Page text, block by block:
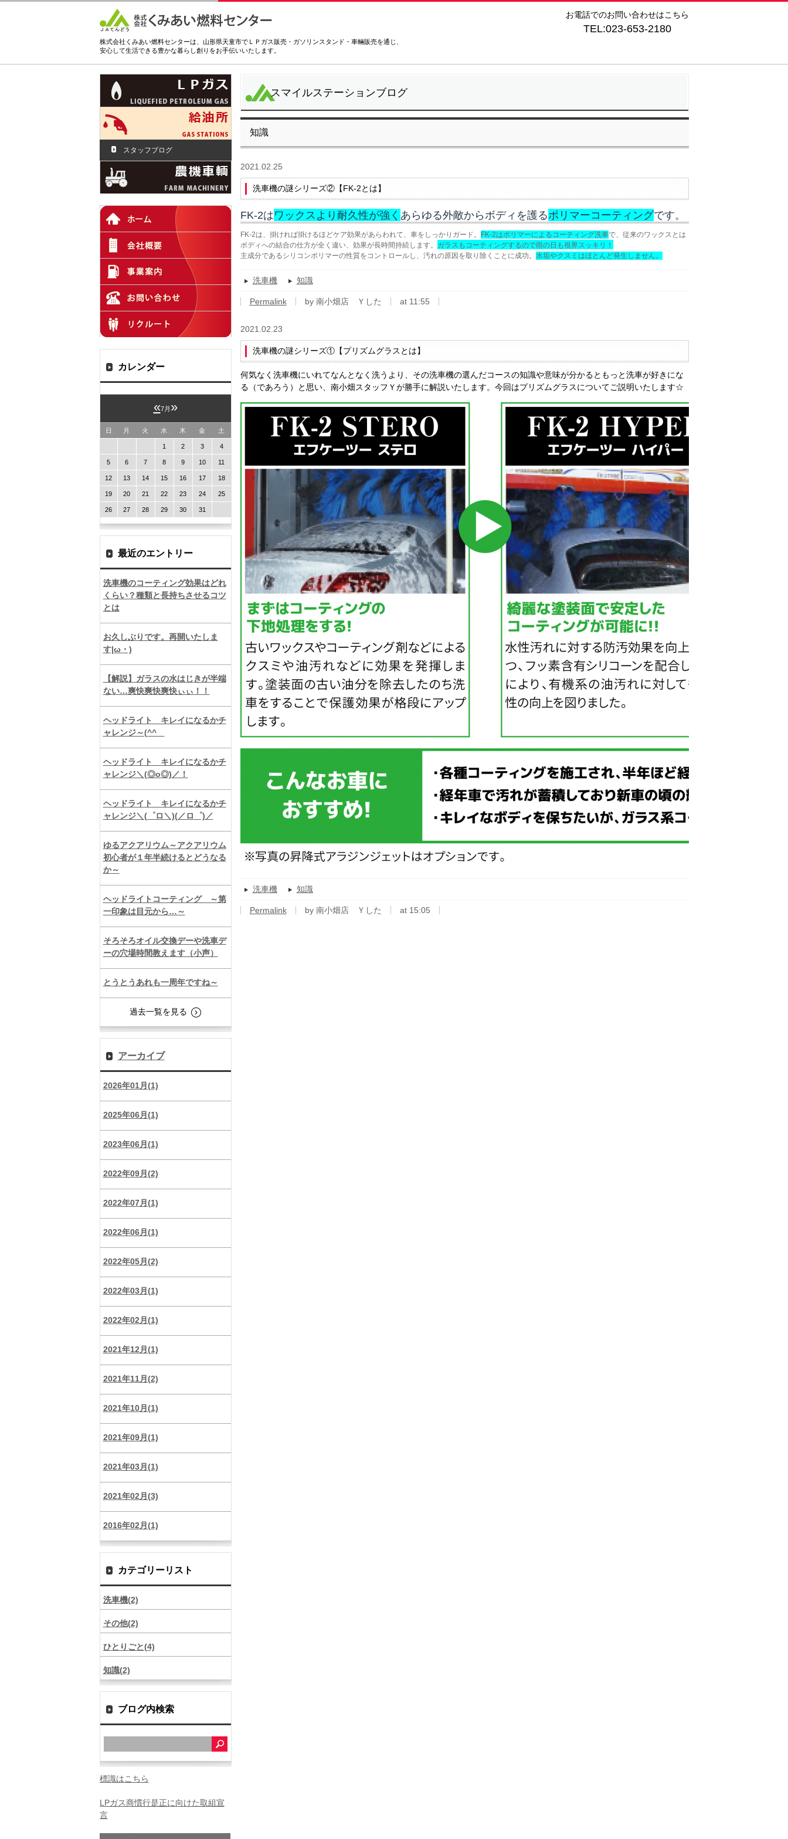
株式会社くみあい燃料センターは、山形県天童市でＬＰガス販売・ガソリンスタンド・車輛販売を通じ、
安心して生活できる豊かな暮らし創りをお手伝いいたします。
お電話でのお問い合わせはこちら
TEL:023-653-2180
スマイルステーションブログ
知識
2021.02.25
洗車機の謎シリーズ②【FK-2とは】
FK-2はワックスより耐久性が強く あらゆる外敵からボディを護るポリマーコーティングです。
FK-2は、掛ければ掛けるほどケア効果があらわれて、車をしっかりガード。 FK-2はポリマーによるコーティング洗車で、従来のワックスとは
ボディへの結合の仕方が全く違い、効果が長時間持続します。
ガラスもコーティングするので雨の日も視界スッキリ！
主成分であるシリコンポリマーの性質をコントロールし、汚れの原因を取り除くことに成功。 水垢やクスミはほとんど発生しません。
洗車機 知識
Permalink by 南小畑店 Ｙした at 11:55
2021.02.23
洗車機の謎シリーズ①【プリズムグラスとは】
何気なく洗車機にいれてなんとなく洗うより、その洗車機の選んだコースの知識や意味が分かるともっと洗車が好きにな
る（であろう）と思い、南小畑スタッフＹが勝手に解説いたします。今回はプリズムグラスについてご説明いたします☆
洗車機 知識
Permalink by 南小畑店 Ｙした at 15:05
スタッフブログ
カレンダー
«7月 »
日 月 火 水 木 金 土
1 2 3 4
5 6 7 8 9 10 11
12 13 14 15 16 17 18
19 20 21 22 23 24 25
26 27 28 29 30 31
最近のエントリー
洗車機のコーティング効果はどれ
くらい？種類と長持ちさせるコツ
とは
お久しぶりです。再開いたしま
す|ω・)
【解説】ガラスの水はじきが半端
ない…爽快爽快爽快ぃぃ！！
ヘッドライト キレイになるかチ
ャレンジ～(^^ゞ
ヘッドライト キレイになるかチ
ャレンジ＼(◎o◎)／！
ヘッドライト キレイになるかチ
ャレンジ＼(゜ロ＼)(／ロ゜)／
ゆるアクアリウム～アクアリウム
初心者が１年半続けるとどうなる
か～
ヘッドライトコーティング ～第
一印象は目元から…～
そろそろオイル交換デーや洗車デ
ーの穴場時間教えます（小声）
とうとうあれも一周年ですね～
過去一覧を見る
アーカイブ
2026年01月(1)
2025年06月(1)
2023年06月(1)
2022年09月(2)
2022年07月(1)
2022年06月(1)
2022年05月(2)
2022年03月(1)
2022年02月(1)
2021年12月(1)
2021年11月(2)
2021年10月(1)
2021年09月(1)
2021年03月(1)
2021年02月(3)
2016年02月(1)
カテゴリーリスト
洗車機(2)
その他(2)
ひとりごと(4)
知識(2)
ブログ内検索
標識はこちら
LPガス商慣行是正に向けた取組宣
言